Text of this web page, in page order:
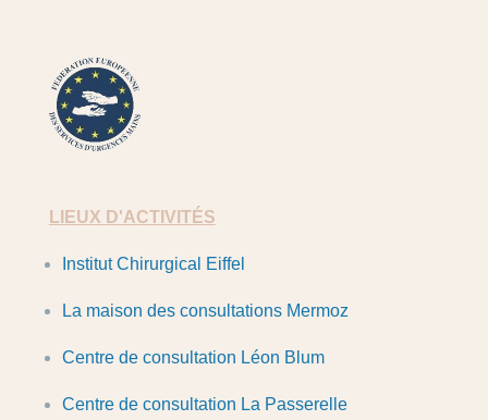
LIEUX D'ACTIVITÉS
Institut Chirurgical Eiffel
La maison des consultations Mermoz
Centre de consultation Léon Blum
Centre de consultation La Passerelle